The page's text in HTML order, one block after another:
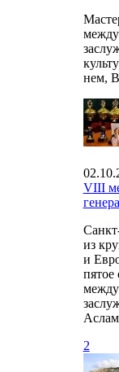
нем,
VIII
из
и
пятое
2